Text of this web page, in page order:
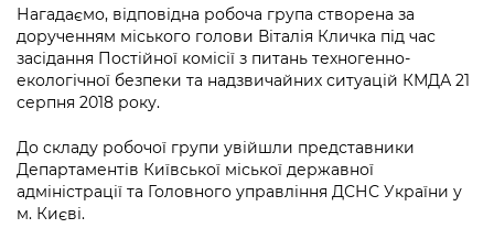
Вакансії
Статистика
Звернення громадян
Регуляторна діяльність
Промисловість і наука Києва
Бізнес та ліцензування
Фінанси та бюджет
Безпека та правопорядок
Ритуальні послуги
Іноземцям / For foreigners
Відкритий бюджет
Контактний центр
Допомога учасникам АТО
Рада з питань внутрішньо переміщених
осіб при Київській міській військовій
адміністрації
Питання і відповіді про публічну
інформацію
Порядок оскарження рішень, дій чи
Звіти про опрацювання запитів на
публічну інформацію
Подати журналістський запит /
Submitting a media request
Зйомки в лікарнях в умовах воєнного
стану / Rules for media coverage of
Контакти для медіа / Contacts for mass
media
Нагадаємо, відповідна робоча група створена за
дорученням міського голови Віталія Кличка під час
засідання Постійної комісії з питань техногенно-
екологічної безпеки та надзвичайних ситуацій КМДА 21
серпня 2018 року.
До складу робочої групи увійшли представники
Департаментів Київської міської державної
адміністрації та Головного управління ДСНС України у
м. Києві.